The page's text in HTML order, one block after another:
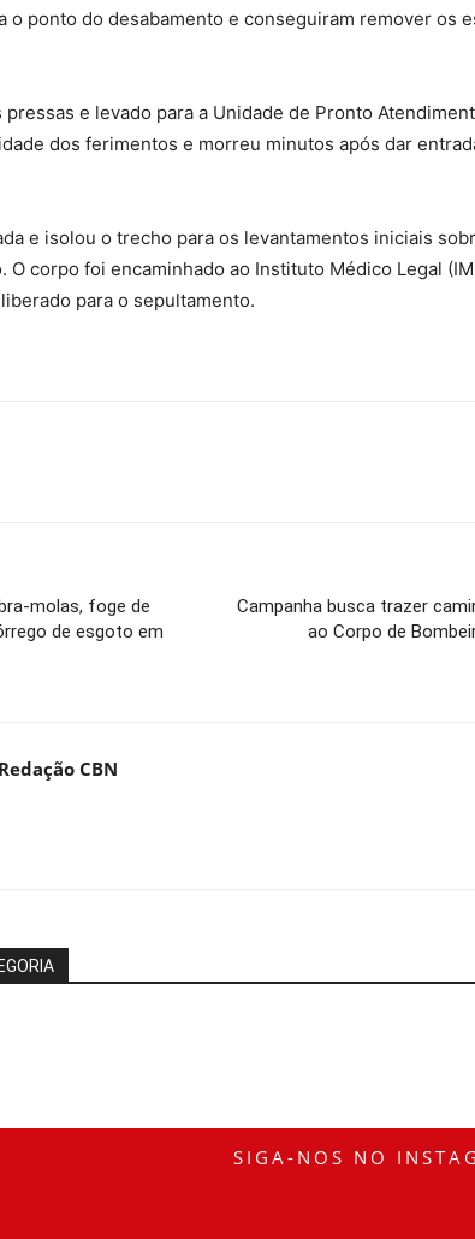
o ponto do desabamento e conseguiram remover os
e levado para a Unidade de Pronto
dos ferimentos e morreu minutos após dar
e isolou o trecho para os levantamentos iniciais
O corpo foi encaminhado ao Instituto Médico Legal
para o sepultamento.
molas, foge de
de esgoto em
Campanha busca trazer
ao Corpo de
CBN
SIGA-NOS NO